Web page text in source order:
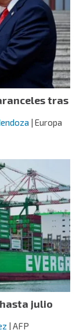
tras
| Europa
julio
| AFP